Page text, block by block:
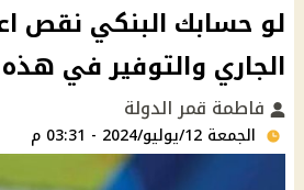
لو حسابك البنكي نقص
الجاري والتوفير في
فاطمة قمر الدولة
الجمعة 12/يوليو/2024 - 03:31 م